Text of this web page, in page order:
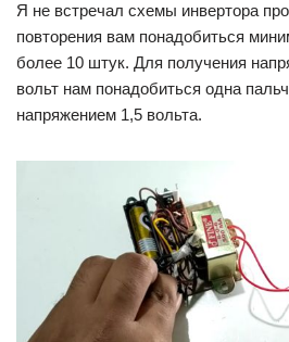
Я не встречал схемы инвертора
повторения вам понадобиться
более 10 штук. Для получения
вольт нам понадобиться одна
напряжением 1,5 вольта.